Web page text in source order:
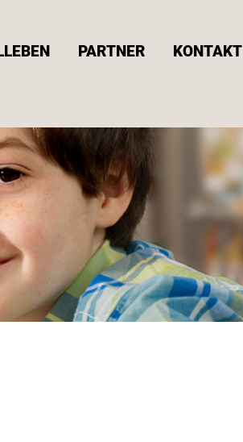
PARTNER KONTAKT